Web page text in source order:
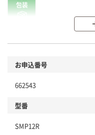
包装
分
商品
本体
仕組
お申込番号
662543
型番
SMP12R